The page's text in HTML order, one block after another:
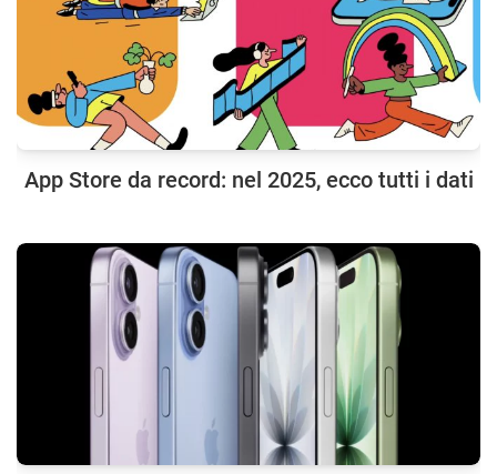
App Store da record: nel 2025, ecco tutti i dati